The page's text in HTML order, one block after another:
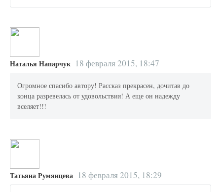
Наталья Напарчук 18 февраля 2015, 18:47
Огромное спасибо автору! Рассказ прекрасен, дочитав до
конца разревелась от удовольствия! А еще он надежду
вселяет!!!
Татьяна Румянцева 18 февраля 2015, 18:29